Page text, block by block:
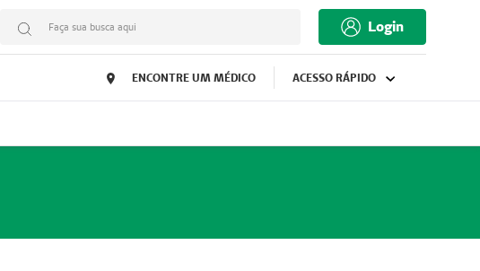
Faça sua busca aqui Login
ENCONTRE UM MÉDICO ACESSO RÁPIDO